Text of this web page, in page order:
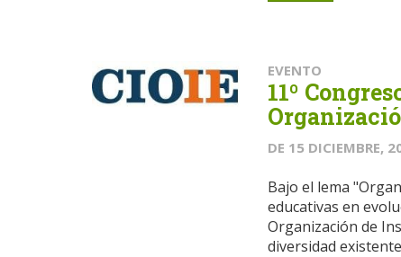
EVENTO
11º
DE 15 DICIEMBRE,
Bajo el lema
educativas en
Organización de
diversidad